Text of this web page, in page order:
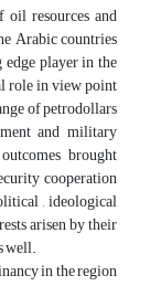
resources and
Arabic countries
player in the
role in view point
of petrodollars
and military
brought
cooperation
, ideological
arisen by their
well.
in the region